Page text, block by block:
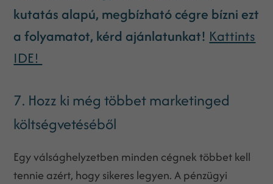
kutatás alapú, megbízható cégre bízni ezt
a folyamatot, kérd ajánlatunkat! Kattints
IDE!
7. Hozz ki még többet marketinged
költségvetéséből
Egy válsághelyzetben minden cégnek többet kell
tennie azért, hogy sikeres legyen. A pénzügyi